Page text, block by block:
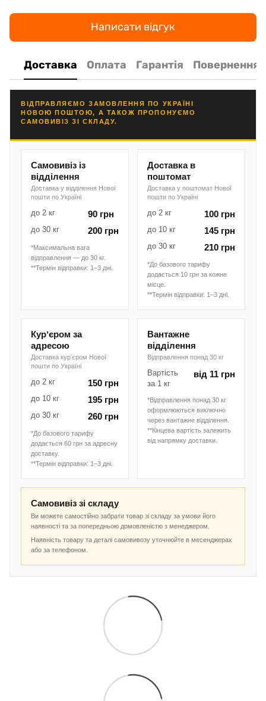
Написати відгук
Доставка Оплата Гарантія Повернення
ВІДПРАВЛЯЄМО ЗАМОВЛЕННЯ ПО УКРАЇНІ
НОВОЮ ПОШТОЮ, А ТАКОЖ ПРОПОНУЄМО
САМОВИВІЗ ЗІ СКЛАДУ.
Самовивіз із
відділення
Доставка у відділення Нової
пошти по Україні
до 2 кг 90 грн
до 30 кг 200 грн
*Максимальна вага
відправлення — до 30 кг.
**Термін відправки: 1–3 дні.
Доставка в
поштомат
Доставка у поштомат Нової
пошти по Україні
до 2 кг 100 грн
до 10 кг 145 грн
до 30 кг 210 грн
*До базового тарифу
додається 10 грн за кожне
місце.
**Термін відправки: 1–3 дні.
Курʼєром за
адресою
Доставка курʼєром Нової
пошти по Україні
до 2 кг 150 грн
до 10 кг 195 грн
до 30 кг 260 грн
*До базового тарифу
додається 60 грн за адресну
доставку.
**Термін відправки: 1–3 дні.
Вантажне
відділення
Відправлення понад 30 кг
Вартість
за 1 кг
від 11 грн
*Відправлення понад 30 кг
оформлюються виключно
через вантажне відділення.
**Кінцева вартість залежить
від напрямку доставки.
Самовивіз зі складу
Ви можете самостійно забрати товар зі складу за умови його
наявності та за попередньою домовленістю з менеджером.
Наявність товару та деталі самовивозу уточнюйте в месенджерах
або за телефоном.